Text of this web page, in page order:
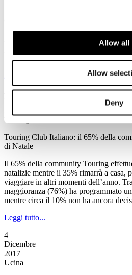
Allow all
Allow
Deny
professionalità: categoria per la quale
managers association, ha realizzato
per il momento è stata consegnata a
Milan Il Duca, a cinque general
Touring Club Italiano
Touring Club Italiano: il 65% della
di Natale
Il 65% della community Touring
natalizie mentre il 35% rimarrà a casa,
viaggiare in altri momenti dell’anno.
maggioranza (76%) ha programmato
mentre circa il 10% non ha ancora
Leggi tutto...
4
Dicembre
2017
Ucina